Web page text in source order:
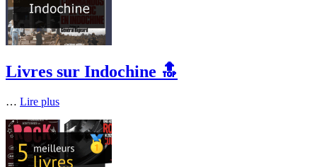
Livres sur Indochine 🔝
… Lire plus